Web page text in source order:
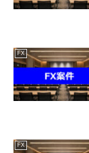
FX
FX